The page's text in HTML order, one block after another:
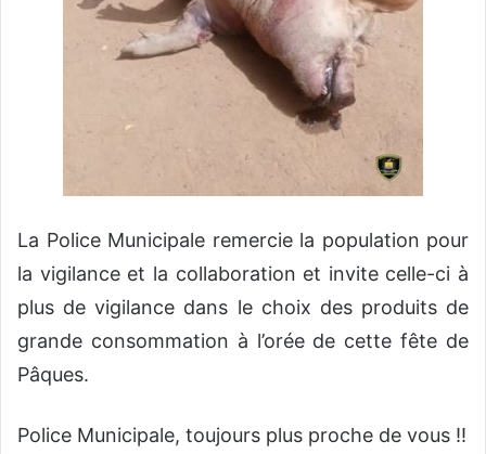
La Police Municipale remercie la population pour
la vigilance et la collaboration et invite celle-ci à
plus de vigilance dans le choix des produits de
grande consommation à l’orée de cette fête de
Pâques.
Police Municipale, toujours plus proche de vous !!